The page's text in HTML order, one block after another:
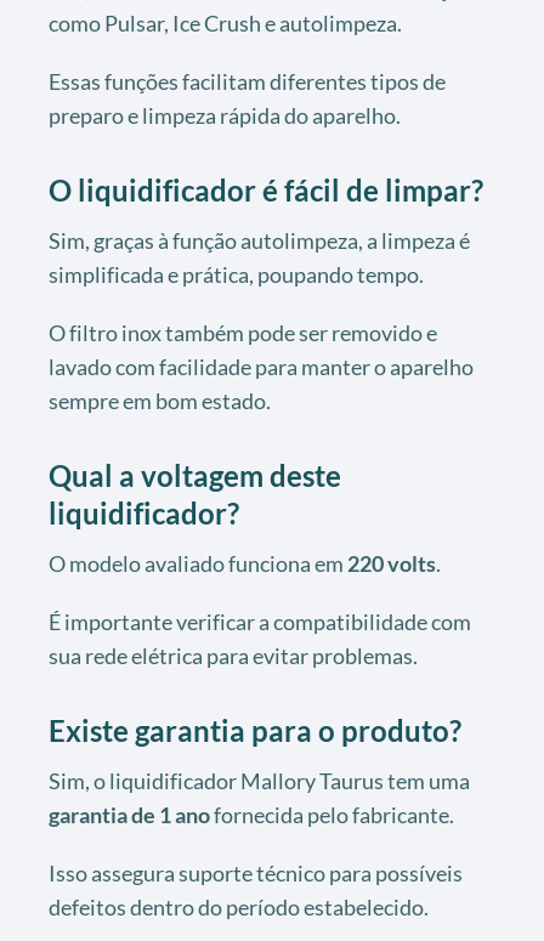
como Pulsar, Ice Crush e autolimpeza.
Essas funções facilitam diferentes tipos de
preparo e limpeza rápida do aparelho.
O liquidificador é fácil de limpar?
Sim, graças à função autolimpeza, a limpeza é
simplificada e prática, poupando tempo.
O filtro inox também pode ser removido e
lavado com facilidade para manter o aparelho
sempre em bom estado.
Qual a voltagem deste
liquidificador?
O modelo avaliado funciona em220 volts.
É importante verificar a compatibilidade com
sua rede elétrica para evitar problemas.
Existe garantia para o produto?
Sim, o liquidificador Mallory Taurus tem uma
garantia de 1 anofornecida pelo fabricante.
Isso assegura suporte técnico para possíveis
defeitos dentro do período estabelecido.